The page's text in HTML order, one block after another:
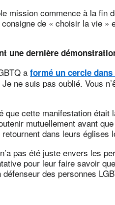
mission commence à la fin
de « choisir la vie »
une dernière
a formé un cercle
ne suis pas oublié. Vous
que cette manifestation était
mutuellement avant
dans leurs églises
pas été juste envers les
pour leur faire savoir
des personnes